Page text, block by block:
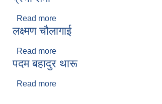
Read more
लक्ष्मण चौलागाई
Read more
पदम बहादुर थारू
Read more